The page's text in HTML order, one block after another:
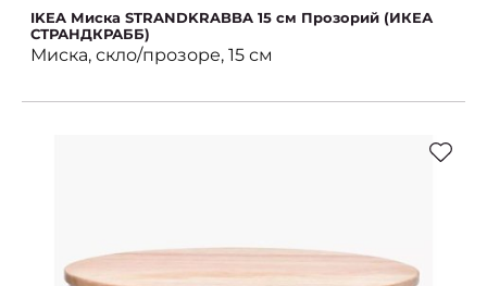
IKEA Миска STRANDKRABBA 15 см Прозорий (ИКЕА
СТРАНДКРАББ)
Миска, скло/прозоре, 15 см